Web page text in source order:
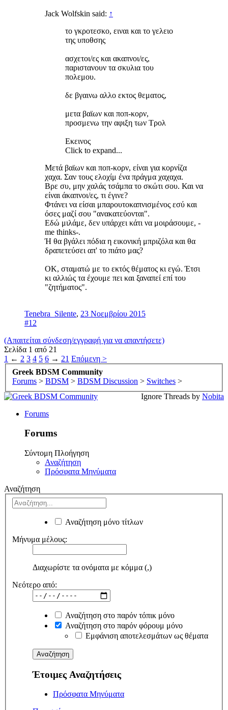
Jack Wolfskin said: ↑
το γκροτεσκο, ειναι και το γελειο
της υποθσης
ασχετοι/ες και ακαπνοι/ες,
παριστανουν τα σκυλια του
πολεμου.
δε βγαινω αλλο εκτος θεματος,
μετα βαϊων και ποπ-κορν,
προσμενω την αφιξη των Τρολ
Εκεινος
Click to expand...
Μετά βαϊων και ποπ-κορν, είναι για κορνίζα
χαχα. Σαν τους ελοχίμ ένα πράγμα χαχαχα.
Βρε συ, μην χαλάς τσάμπα το σκώτι σου. Και να
είναι άκαπνοι/ες, τι έγινε?
Φτάνει να είσαι μπαρουτοκαπνισμένος εσύ και
όσες μαζί σου "ανακατεύονται".
Εδώ μιλάμε, δεν υπάρχει κάτι να μοιράσουμε, -
me thinks-.
Ή θα βγάλει πόδια η εικονική μπριζόλα και θα
δραπετεύσει απ' το πιάτο μας?
ΟΚ, σταματώ με το εκτός θέματος κι εγώ. Έτσι
κι αλλιώς τα έχουμε πει και ξαναπεί επί του
"ζητήματος".
Tenebra_Silente, 23 Νοεμβρίου 2015
#12
(Απαιτείται σύνδεση/εγγραφή για να απαντήσετε)
Σελίδα 1 από 21
1 ← 2 3 4 5 6 → 21 Επόμενη >
Greek BDSM Community
Forums > BDSM > BDSM Discussion > Switches >
Ignore Threads by Nobita
Forums
Forums
Σύντομη Πλοήγηση
Αναζήτηση
Πρόσφατα Μηνύματα
Αναζήτηση
Αναζήτηση μόνο τίτλων
Μήνυμα μέλους:
Διαχωρίστε τα ονόματα με κόμμα (,)
Νεότερο από:
Αναζήτηση στο παρόν τόπικ μόνο
Αναζήτηση στο παρόν φόρουμ μόνο
Εμφάνιση αποτελεσμάτων ως θέματα
Έτοιμες Αναζητήσεις
Πρόσφατα Μηνύματα